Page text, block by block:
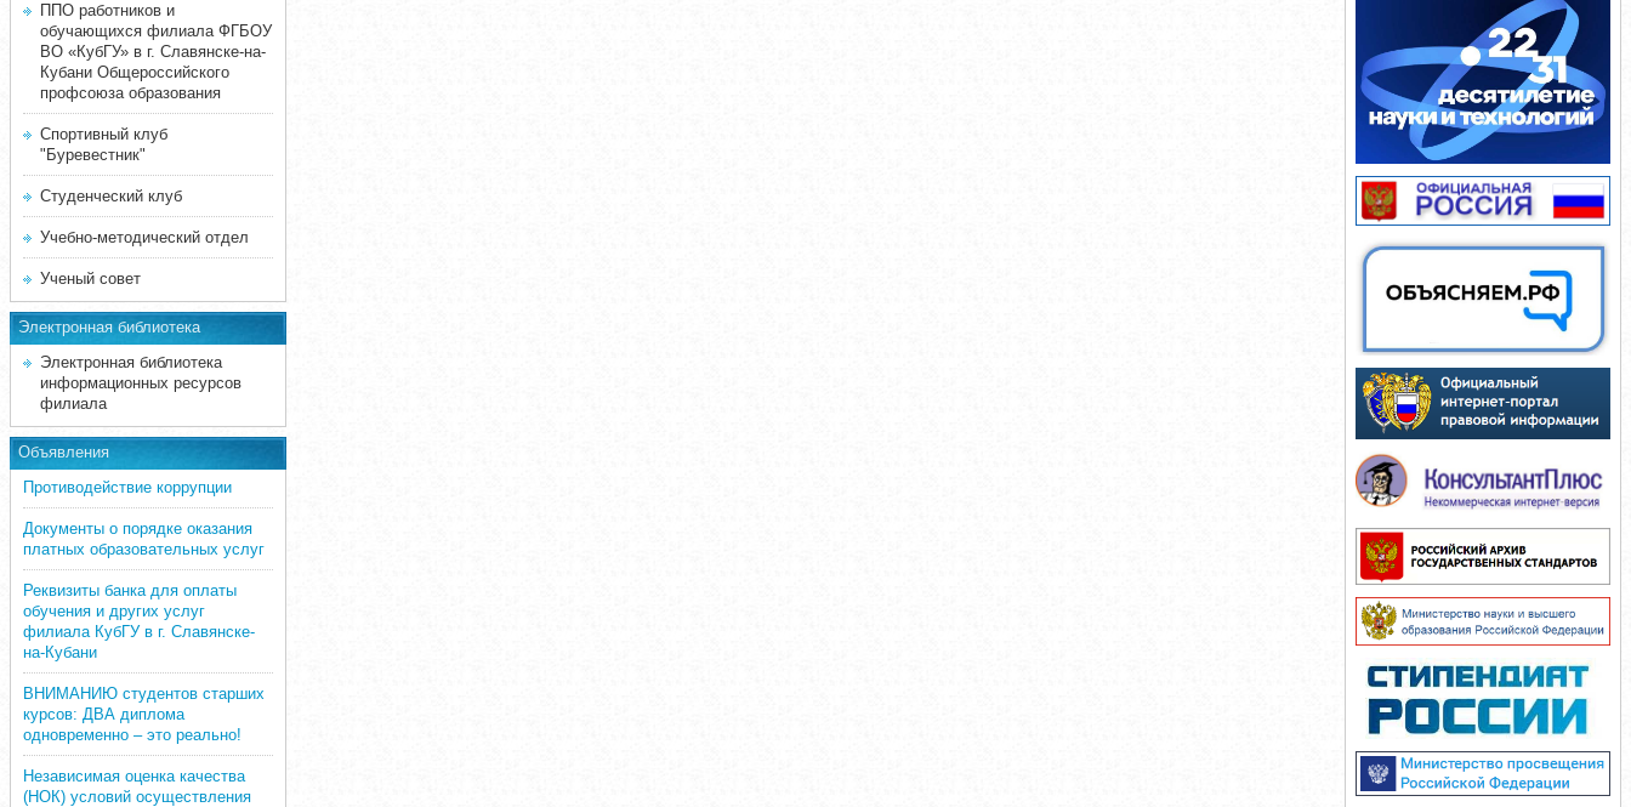
ППО работников и
обучающихся филиала ФГБОУ
ВО «КубГУ» в г. Славянске-на-
Кубани Общероссийского
профсоюза образования
Спортивный клуб
"Буревестник"
Студенческий клуб
Учебно-методический отдел
Ученый совет
Электронная библиотека
Электронная библиотека
информационных ресурсов
филиала
Объявления
Противодействие коррупции
Документы о порядке оказания
платных образовательных услуг
Реквизиты банка для оплаты
обучения и других услуг
филиала КубГУ в г. Славянске-
на-Кубани
ВНИМАНИЮ студентов старших
курсов: ДВА диплома
одновременно – это реально!
Независимая оценка качества
(НОК) условий осуществления